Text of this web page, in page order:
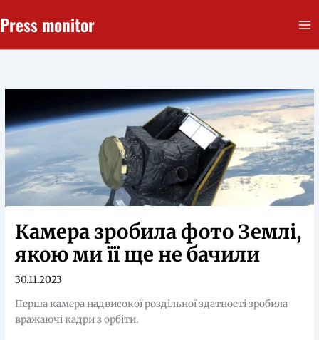
до
Press monitor
Камера зробила фото Землі,
якою ми її ще не бачили
30.11.2023
Перша камера надвисокої роздільної здатності зробила
вражаючі кадри з орбіти.